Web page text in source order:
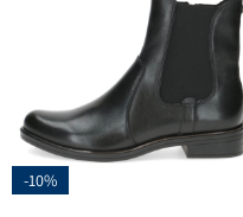
-10%